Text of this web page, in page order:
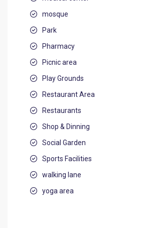
mosque
Park
Pharmacy
Picnic area
Play Grounds
Restaurant Area
Restaurants
Shop & Dinning
Social Garden
Sports Facilities
walking lane
yoga area